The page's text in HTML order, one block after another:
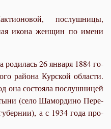
послушницы,
икона женщин по имени
26 ян­ва­ря 1884 го­
рай­о­на Кур­ской об­ла­сти.
она со­сто­я­ла по­слуш­ни­цей
(се­ло Ша­мор­ди­но Пе­ре­
а с 1934 го­да про­